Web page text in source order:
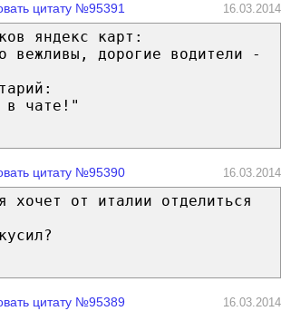
цитату №95391 16.03.2014
яндекс карт:
вежливы, дорогие водители -
чате!"
цитату №95390 16.03.2014
хочет от италии отделиться
цитату №95389 16.03.2014